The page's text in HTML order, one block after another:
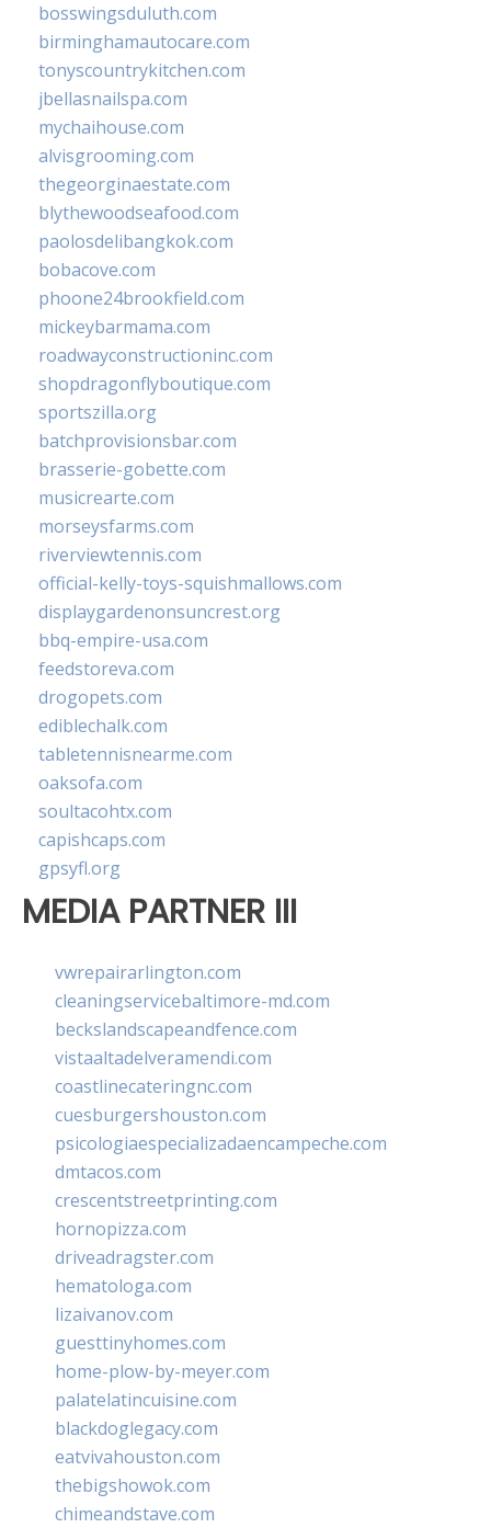
bosswingsduluth.com
birminghamautocare.com
tonyscountrykitchen.com
jbellasnailspa.com
mychaihouse.com
alvisgrooming.com
thegeorginaestate.com
blythewoodseafood.com
paolosdelibangkok.com
bobacove.com
phoone24brookfield.com
mickeybarmama.com
roadwayconstructioninc.com
shopdragonflyboutique.com
sportszilla.org
batchprovisionsbar.com
brasserie-gobette.com
musicrearte.com
morseysfarms.com
riverviewtennis.com
official-kelly-toys-squishmallows.com
displaygardenonsuncrest.org
bbq-empire-usa.com
feedstoreva.com
drogopets.com
ediblechalk.com
tabletennisnearme.com
oaksofa.com
soultacohtx.com
capishcaps.com
gpsyfl.org
MEDIA PARTNER III
vwrepairarlington.com
cleaningservicebaltimore-md.com
beckslandscapeandfence.com
vistaaltadelveramendi.com
coastlinecateringnc.com
cuesburgershouston.com
psicologiaespecializadaencampeche.com
dmtacos.com
crescentstreetprinting.com
hornopizza.com
driveadragster.com
hematologa.com
lizaivanov.com
guesttinyhomes.com
home-plow-by-meyer.com
palatelatincuisine.com
blackdoglegacy.com
eatvivahouston.com
thebigshowok.com
chimeandstave.com